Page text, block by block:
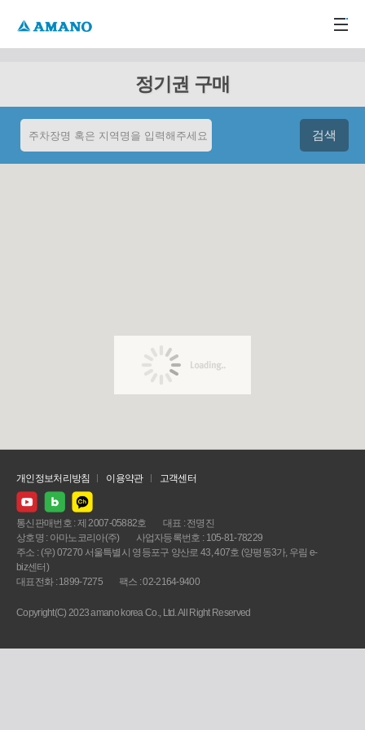
정기권 구매
개인정보처리방침 이용약관 고객센터
통신판매번호 : 제 2007-05882호
대표 : 전명진
상호명 : 아마노코리아(주)
사업자등록번호 : 105-81-78229
주소 : (우) 07270 서울특별시 영등포구 양산로 43, 407호 (양평동3가, 우림 e-
biz센터)
대표전화 : 1899-7275
팩스 : 02-2164-9400
Copyright(C) 2023 amano korea Co., Ltd. All Right Reserved